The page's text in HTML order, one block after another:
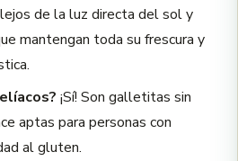
de la luz directa del sol y
mantengan toda su frescura y
¡Sí! Son galletitas sin
aptas para personas con
al gluten.